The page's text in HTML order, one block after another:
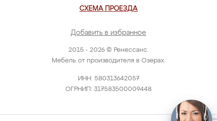
2015 - 2026 © Ренессанс.
Мебель от производителя в Озерах.
ИНН: 580313642057
ОГРНИП: 317583500009448
СХЕМА ПРОЕЗДА
Добавить в избранное